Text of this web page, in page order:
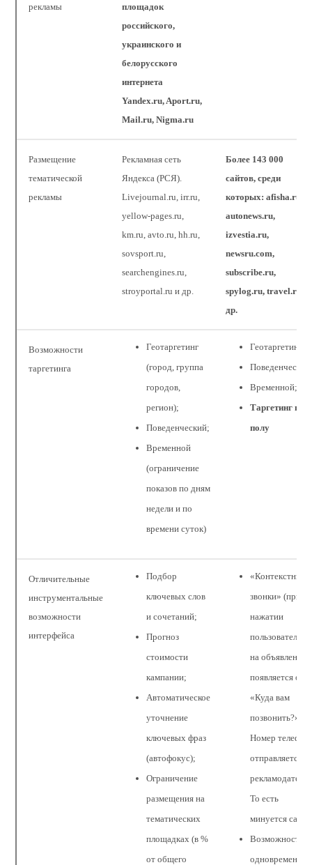
рекламы
площадок
российского,
украинского и
белорусского
интернета
Yandex.ru, Aport.ru,
Mail.ru, Nigma.ru
Размещение
тематической
рекламы
Рекламная сеть
Яндекса (РСЯ).
Livejournal.ru, irr.ru,
yellow-pages.ru,
km.ru, avto.ru, hh.ru,
sovsport.ru,
searchengines.ru,
stroyportal.ru и др.
Более 143 000
сайтов, среди
которых:afisha.ru,
autonews.ru,
izvestia.ru,
newsru.com,
subscribe.ru,
spylog.ru, travel.ru и
др.
Возможности
таргетинга
Геотаргетинг
(город, группа
городов,
регион);
Поведенческий;
Временной
(ограничение
показов по дням
недели и по
времени суток)
Геотаргетинг;
Временной;
Таргетинг по
полу
Отличительные
инструментальные
возможности
интерфейса
Подбор
ключевых слов
и сочетаний;
Прогноз
стоимости
кампании;
Автоматическое
уточнение
ключевых фраз
(автофокус);
Ограничение
размещения на
тематических
площадках (в %
от общего
«Контекстные
звонки» (при
нажатии
пользователем
на объявление,
появляется
«Куда вам
позвонить?»
Номер
отправляется
То есть
минуется сайт);
Возможность